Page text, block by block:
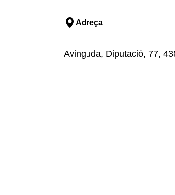
Adreça
Avinguda, Diputació, 77,